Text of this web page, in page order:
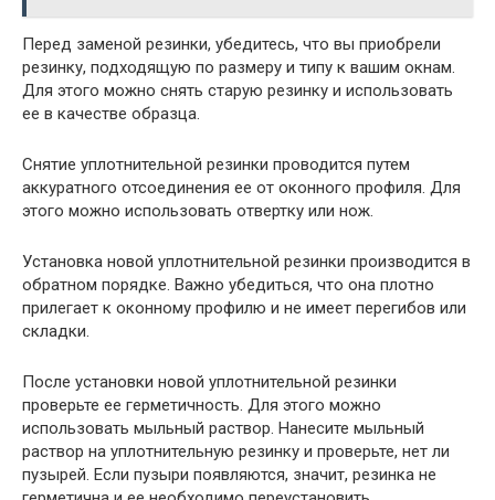
Перед заменой резинки, убедитесь, что вы приобрели
резинку, подходящую по размеру и типу к вашим окнам.
Для этого можно снять старую резинку и использовать
ее в качестве образца.
Снятие уплотнительной резинки проводится путем
аккуратного отсоединения ее от оконного профиля. Для
этого можно использовать отвертку или нож.
Установка новой уплотнительной резинки производится в
обратном порядке. Важно убедиться, что она плотно
прилегает к оконному профилю и не имеет перегибов или
складки.
После установки новой уплотнительной резинки
проверьте ее герметичность. Для этого можно
использовать мыльный раствор. Нанесите мыльный
раствор на уплотнительную резинку и проверьте, нет ли
пузырей. Если пузыри появляются, значит, резинка не